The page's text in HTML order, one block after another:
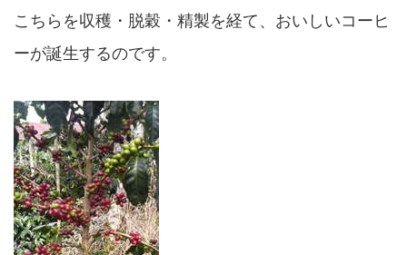
こちらを収穫・脱穀・精製を経て、おいしいコーヒ
ーが誕生するのです。